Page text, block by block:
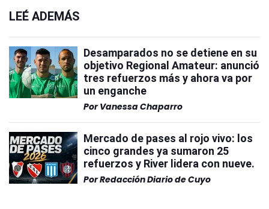
LEÉ ADEMÁS
Desamparados no se detiene en su
objetivo Regional Amateur: anunció
tres refuerzos más y ahora va por
un enganche
Por Vanessa Chaparro
Mercado de pases al rojo vivo: los
cinco grandes ya sumaron 25
refuerzos y River lidera con nueve.
PorRedacción Diario de Cuyo